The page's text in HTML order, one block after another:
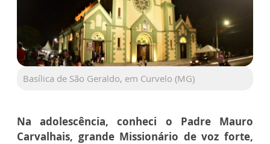
Basílica de São Geraldo, em Curvelo (MG)
Na adolescência, conheci o Padre Mauro
Carvalhais, grande Missionário de voz forte,